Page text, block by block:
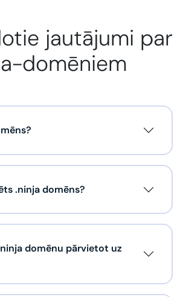
jautājumi par
domēniem
.ninja domēns?
domēnu pārvietot uz